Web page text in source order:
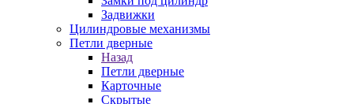
Задвижки
Цилиндровые механизмы
Петли дверные
Назад
Петли дверные
Карточные
Скрытые